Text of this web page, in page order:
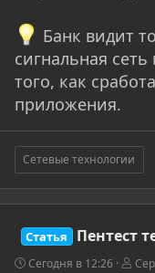
Банк видит
сигнальная
того, как
приложения.
Сетевые технологии
Статья Пентест телеком-
Сегодня в 12:26